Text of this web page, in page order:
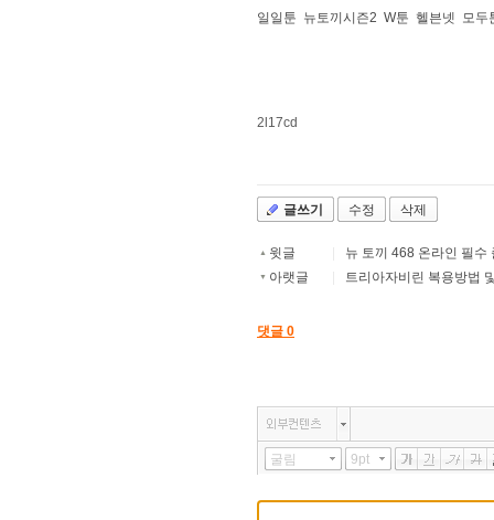
일일툰 뉴토끼시즌2 W툰 헬븐넷 모두
2l17cd
글쓰기 수정 삭제
▲ 윗글 뉴 토끼 468 온라인 필수
▼ 아랫글 트리아자비린 복용방법
댓글 0
굴림 9pt